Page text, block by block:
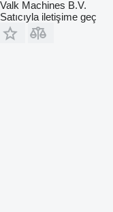
Valk Machines B.V.
Satıcıyla iletişime geç